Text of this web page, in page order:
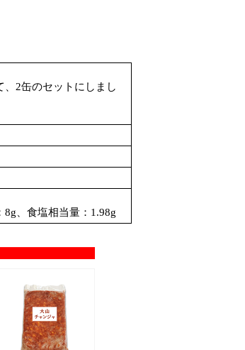
、2缶のセットにしまし
、食塩相当量：1.98g